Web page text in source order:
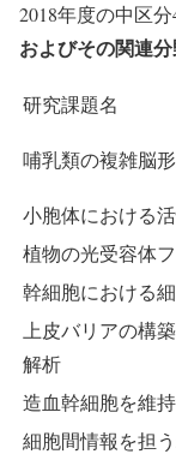
2018年度の中区分
およびその関連
研究課題名
哺乳類の複雑脳
小胞体における
植物の光受容体
幹細胞における
上皮バリアの構
解析
造血幹細胞を維
細胞間情報を担